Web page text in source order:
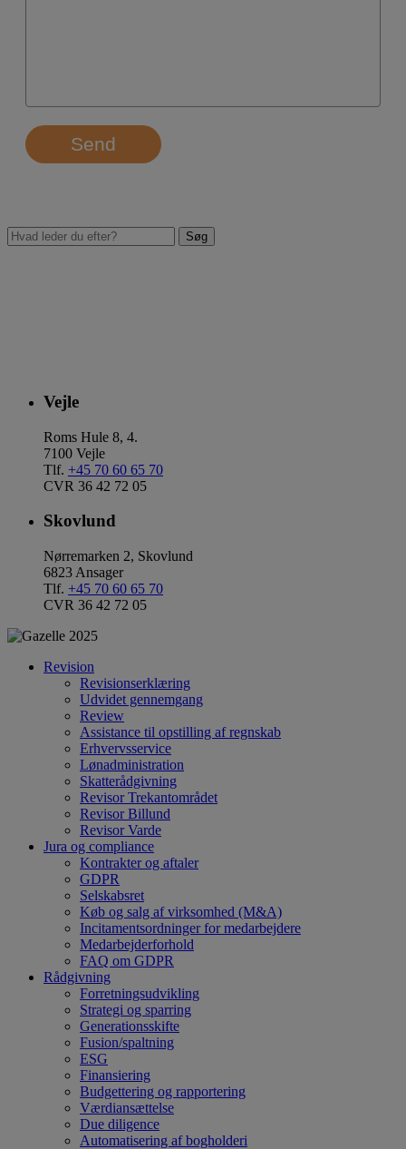
Send
Vejle
Roms Hule 8, 4.
7100 Vejle
Tlf. +45 70 60 65 70
CVR 36 42 72 05
Skovlund
Nørremarken 2, Skovlund
6823 Ansager
Tlf. +45 70 60 65 70
CVR 36 42 72 05
Revision
Revisionserklæring
Udvidet gennemgang
Review
Assistance til opstilling af regnskab
Erhvervsservice
Lønadministration
Skatterådgivning
Revisor Trekantområdet
Revisor Billund
Revisor Varde
Jura og compliance
Kontrakter og aftaler
GDPR
Selskabsret
Køb og salg af virksomhed (M&A)
Incitamentsordninger for medarbejdere
Medarbejderforhold
FAQ om GDPR
Rådgivning
Forretningsudvikling
Strategi og sparring
Generationsskifte
Fusion/spaltning
ESG
Finansiering
Budgettering og rapportering
Værdiansættelse
Due diligence
Automatisering af bogholderi